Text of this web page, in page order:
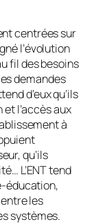
centrées sur
l’évolution
fil des besoins
demandes
d’eux qu’ils
l’accès aux
à
qu’ils
L’ENT tend
éducation,
les
systèmes.